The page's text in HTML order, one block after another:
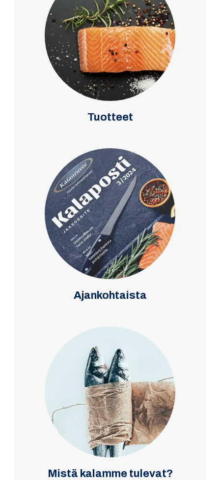
Tuotteet
Ajankohtaista
Mistä kalamme tulevat?